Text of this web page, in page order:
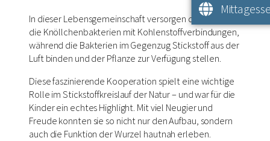
In dieser Lebensgemeinschaft versorgen die Pflanzen
die Knöllchenbakterien mit Kohlenstoffverbindungen,
während die Bakterien im Gegenzug Stickstoff aus der
Luft binden und der Pflanze zur Verfügung stellen.
Diese faszinierende Kooperation spielt eine wichtige
Rolle im Stickstoffkreislauf der Natur – und war für die
Kinder ein echtes Highlight. Mit viel Neugier und
Freude konnten sie so nicht nur den Aufbau, sondern
auch die Funktion der Wurzel hautnah erleben.